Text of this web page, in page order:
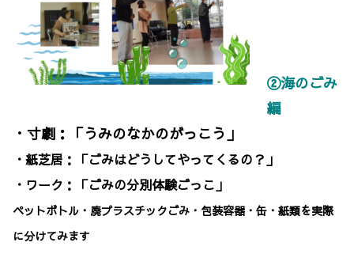
②海のごみ
編
・寸劇：「うみのなかのがっこう」
・紙芝居：「ごみはどうしてやってくるの？」
・ワーク：「ごみの分別体験ごっこ」
ペットボトル・廃プラスチックごみ・包装容器・缶・紙類を実際
に分けてみます